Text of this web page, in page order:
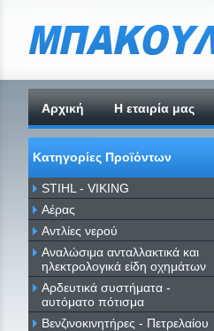
Αρχική H εταιρία μας
Κατηγορίες Προϊόντων
STIHL - VIKING
Αέρας
Αντλίες νερού
Αναλώσιμα ανταλλακτικά και
ηλεκτρολογικά είδη οχημάτων
Αρδευτικά συστήματα -
αυτόματο πότισμα
Βενζινοκινητήρες - Πετρελαίου